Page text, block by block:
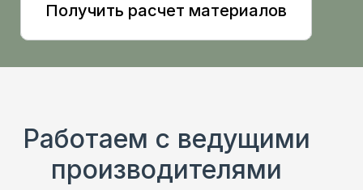
Получить расчет материалов
Работаем с ведущими
производителями